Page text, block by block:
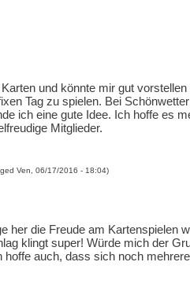
Ven, 06/17/2016 - 18:04)
und könnte mir gut
Tag zu spielen. Bei Schönwetter
ich eine gute Idee. Ich hoffe es
Mitglieder.
her die Freude am Kartenspielen
klingt super! Würde mich der
hoffe auch, dass sich noch mehrere